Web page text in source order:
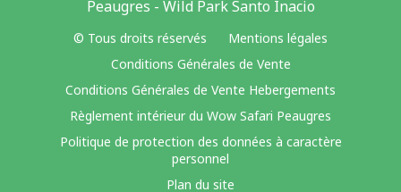
Peaugres - Wild Park Santo Inacio
© Tous droits réservés
Mentions légales
Conditions Générales de Vente
Conditions Générales de Vente Hebergements
Règlement intérieur du Wow Safari Peaugres
Politique de protection des données à caractère
personnel
Plan du site